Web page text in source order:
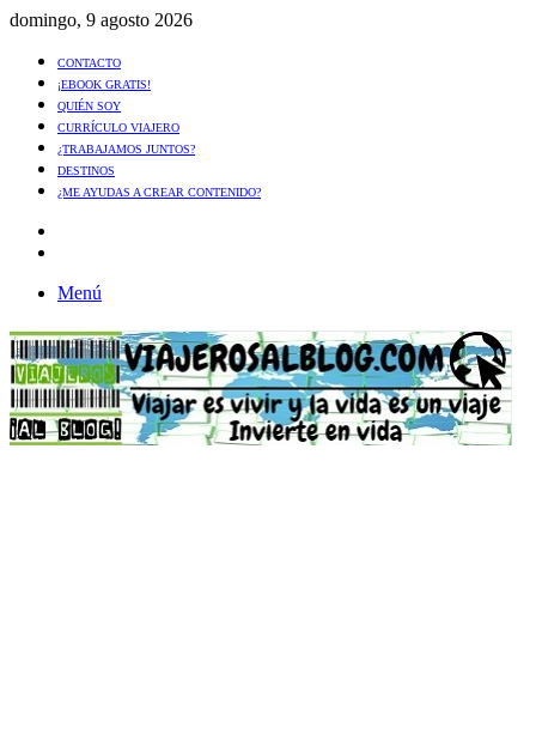
domingo, 9 agosto 2026
CONTACTO
¡EBOOK GRATIS!
QUIÉN SOY
CURRÍCULO VIAJERO
¿TRABAJAMOS JUNTOS?
DESTINOS
¿ME AYUDAS A CREAR CONTENIDO?
Menú